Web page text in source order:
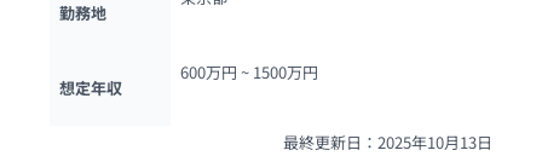
勤務地
想定年収
600万円 ~ 1500万円
最終更新日：2025年10月13日